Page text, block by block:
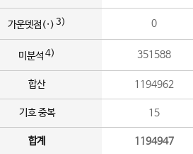
가운뎃점(·) 3) 0
미분석 4) 351588
합산 1194962
기호 중복 15
합계 1194947